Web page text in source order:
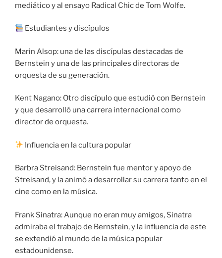
mediático y al ensayo Radical Chic de Tom Wolfe.
Estudiantes y discípulos
Marin Alsop: una de las discípulas destacadas de
Bernstein y una de las principales directoras de
orquesta de su generación.
Kent Nagano: Otro discípulo que estudió con Bernstein
y que desarrolló una carrera internacional como
director de orquesta.
Influencia en la cultura popular
Barbra Streisand: Bernstein fue mentor y apoyo de
Streisand, y la animó a desarrollar su carrera tanto en el
cine como en la música.
Frank Sinatra: Aunque no eran muy amigos, Sinatra
admiraba el trabajo de Bernstein, y la influencia de este
se extendió al mundo de la música popular
estadounidense.